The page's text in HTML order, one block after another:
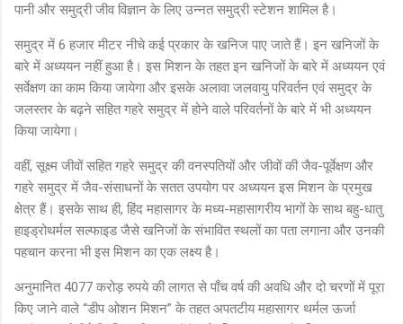
पानी और समुद्री जीव विज्ञान के लिए उन्नत समुद्री स्टेशन शामिल है।
समुद्र में 6 हजार मीटर नीचे कई प्रकार के खनिज पाए जाते हैं। इन खनिजों के
बारे में अध्ययन नहीं हुआ है। इस मिशन के तहत इन खनिजों के बारे में अध्ययन एवं
सर्वेक्षण का काम किया जायेगा और इसके अलावा जलवायु परिवर्तन एवं समुद्र के
जलस्तर के बढ़ने सहित गहरे समुद्र में होने वाले परिवर्तनों के बारे में भी अध्ययन
किया जायेगा।
वहीं, सूक्ष्म जीवों सहित गहरे समुद्र की वनस्पतियों और जीवों की जैव-पूर्वेक्षण और
गहरे समुद्र में जैव-संसाधनों के सतत उपयोग पर अध्ययन इस मिशन के प्रमुख
क्षेत्र हैं। इसके साथ ही, हिंद महासागर के मध्य-महासागरीय भागों के साथ बहु-धातु
हाइड्रोथर्मल सल्फाइड जैसे खनिजों के संभावित स्थलों का पता लगाना और उनकी
पहचान करना भी इस मिशन का एक लक्ष्य है।
अनुमानित 4077 करोड़ रुपये की लागत से पाँच वर्ष की अवधि और दो चरणों में पूरा
किए जाने वाले “डीप ओशन मिशन” के तहत अपतटीय महासागर थर्मल ऊर्जा